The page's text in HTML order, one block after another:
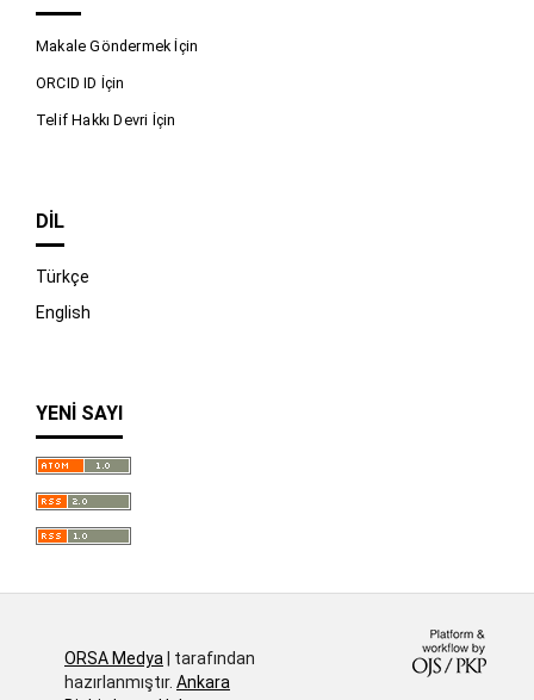
İndir
Makale Göndermek İçin
ORCID ID İçin
Telif Hakkı Devri İçin
DIL
Türkçe
English
YENI SAYI
ORSA Medya| tarafından
hazırlanmıştır. Ankara